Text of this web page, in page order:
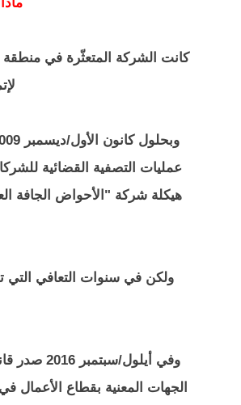
هيكلة شركة "الأحواض الجافة
ولكن في سنوات التعافي التي
الجهات المعنية بقطاع الأعمال